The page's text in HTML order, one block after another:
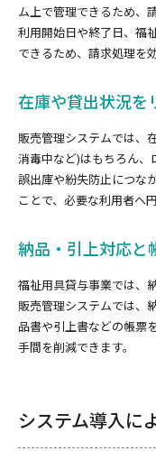
ム上で管理できるため、
利用開始日や終了日、福
できるため、請求処理を
在庫や貸出状況を
販売管理システムでは、
消毒中など)はもちろん、
誤出庫や紛失防止につな
ことで、必要な利用者へ
納品・引上対応と
福祉用具貸与事業では、
販売管理システムでは、
品書や引上書などの帳票
手間を削減できます。
システム導入に